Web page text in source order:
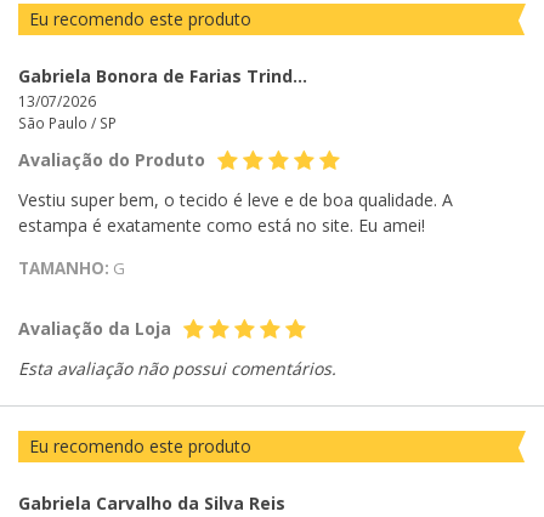
Eu recomendo este produto
Gabriela Bonora de Farias Trindade
13/07/2026
São Paulo / SP
Avaliação do Produto
Vestiu super bem, o tecido é leve e de boa qualidade. A
estampa é exatamente como está no site. Eu amei!
TAMANHO: G
Avaliação da Loja
Esta avaliação não possui comentários.
Eu recomendo este produto
Gabriela Carvalho da Silva Reis